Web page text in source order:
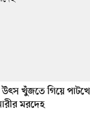
উৎস খুঁজতে গিয়ে
মরদেহ